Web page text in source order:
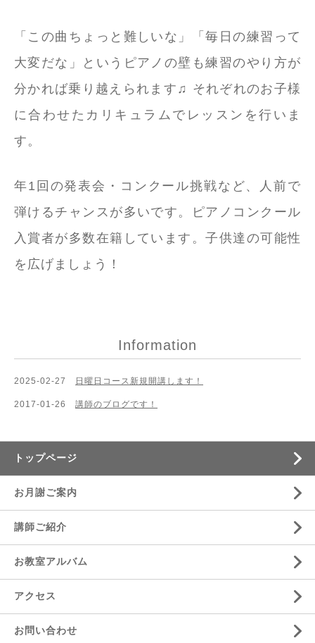
「この曲ちょっと難しいな」「毎日の練習って
大変だな」というピアノの壁も練習のやり方が
分かれば乗り越えられます♫ それぞれのお子様
に合わせたカリキュラムでレッスンを行いま
す。
年1回の発表会・コンクール挑戦など、人前で
弾けるチャンスが多いです。ピアノコンクール
入賞者が多数在籍しています。子供達の可能性
を広げましょう！
Information
2025-02-27 日曜日コース新規開講します！
2017-01-26 講師のブログです！
トップページ
お月謝ご案内
講師ご紹介
お教室アルバム
アクセス
お問い合わせ